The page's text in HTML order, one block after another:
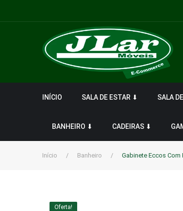
INÍCIO SALA DE ESTAR ⬇ SALA
BANHEIRO ⬇ CADEIRAS ⬇
Início / Banheiro / Gabinete Eccos Com
Oferta!